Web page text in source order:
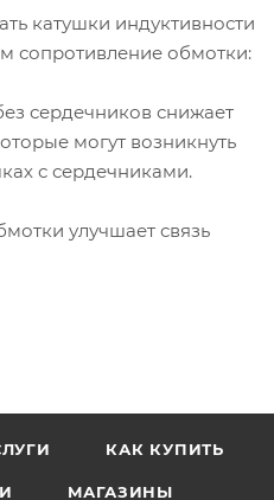
катушки индуктивности
сопротивление обмотки:
сердечников снижает
могут возникнуть
с сердечниками.
улучшает связь
КАК КУПИТЬ
МАГАЗИНЫ